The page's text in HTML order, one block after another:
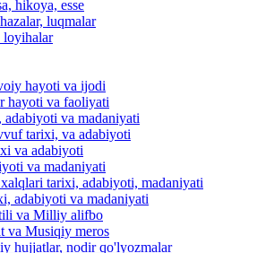
hikoya, esse
luqmalar
loyihalar
hayoti va ijodi
hayoti va faoliyati
adabiyoti va madaniyati
tarixi, va adabiyoti
va adabiyoti
va madaniyati
tarixi, adabiyoti, madaniyati
adabiyoti va madaniyati
va Milliy alifbo
va Musiqiy meros
hujjatlar, nodir qo'lyozmalar